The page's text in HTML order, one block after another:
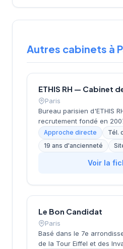
Autres cabinets à
Paris
Bureau parisien d'ETHIS
recrutement fondé en
conseil en ressources
recrutement de cadres et
coaching et
Monceau dans le 8e
Approche directe
Tél.
19 ans d'ancienneté
Voir la
Le Bon Candidat
Paris
Basé dans le 7e
de la Tour Eiffel et des